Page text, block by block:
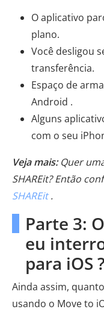
O aplicativo
plano.
Você desligou
transferência.
Espaço de
Android .
Alguns
com o seu
Veja mais:Quer
SHAREit? Então
SHAREit.
Parte 3:
eu
para iOS ?
Ainda assim,
usando o Move to